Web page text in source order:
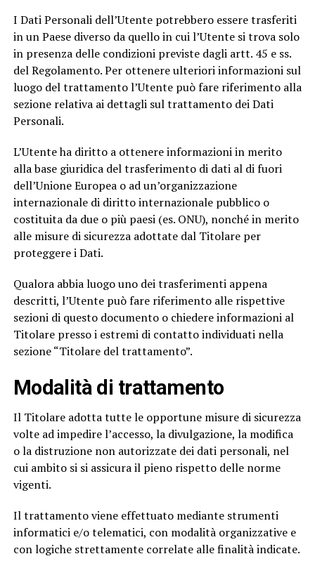
I Dati Personali dell’Utente potrebbero essere trasferiti
in un Paese diverso da quello in cui l’Utente si trova solo
in presenza delle condizioni previste dagli artt. 45 e ss.
del Regolamento. Per ottenere ulteriori informazioni sul
luogo del trattamento l’Utente può fare riferimento alla
sezione relativa ai dettagli sul trattamento dei Dati
Personali.
L’Utente ha diritto a ottenere informazioni in merito
alla base giuridica del trasferimento di dati al di fuori
dell’Unione Europea o ad un’organizzazione
internazionale di diritto internazionale pubblico o
costituita da due o più paesi (es. ONU), nonché in merito
alle misure di sicurezza adottate dal Titolare per
proteggere i Dati.
Qualora abbia luogo uno dei trasferimenti appena
descritti, l’Utente può fare riferimento alle rispettive
sezioni di questo documento o chiedere informazioni al
Titolare presso i estremi di contatto individuati nella
sezione “Titolare del trattamento”.
Modalità di trattamento
Il Titolare adotta tutte le opportune misure di sicurezza
volte ad impedire l’accesso, la divulgazione, la modifica
o la distruzione non autorizzate dei dati personali, nel
cui ambito si si assicura il pieno rispetto delle norme
vigenti.
Il trattamento viene effettuato mediante strumenti
informatici e/o telematici, con modalità organizzative e
con logiche strettamente correlate alle finalità indicate.